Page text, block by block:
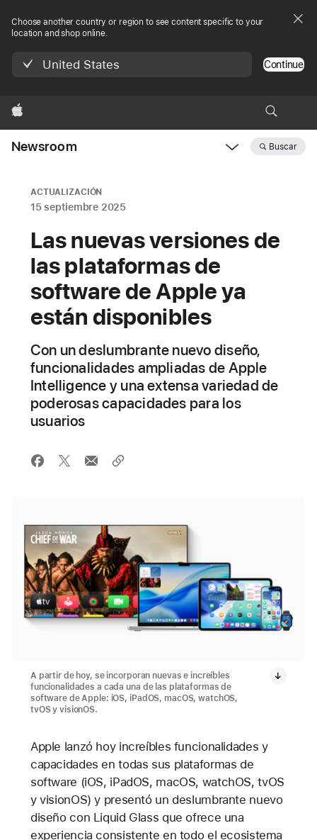
Choose another country or region to see content specific to your
location and shop online.
United States Continue
Apple
Newsroom Buscar
ACTUALIZACIÓN
15 septiembre 2025
Las nuevas versiones de
las plataformas de
software de Apple ya
están disponibles
Con un deslumbrante nuevo diseño,
funcionalidades ampliadas de Apple
Intelligence y una extensa variedad de
poderosas capacidades para los
usuarios
A partir de hoy, se incorporan nuevas e increíbles
funcionalidades a cada una de las plataformas de
software de Apple: iOS, iPadOS, macOS, watchOS,
tvOS y visionOS.
Apple lanzó hoy increíbles funcionalidades y
capacidades en todas sus plataformas de
software (iOS, iPadOS, macOS, watchOS, tvOS
y visionOS) y presentó un deslumbrante nuevo
diseño con Liquid Glass que ofrece una
experiencia consistente en todo el ecosistema